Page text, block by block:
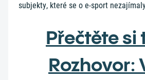
subjekty, které se o e-sport
Přečtěte si
Rozhovor: